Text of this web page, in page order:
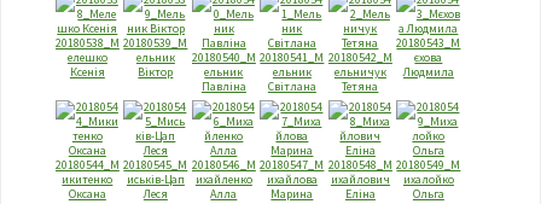
20180538_М
елешко
Ксенія
20180539_М
ельник
Віктор
20180540_М
ельник
Павліна
20180541_М
ельник
Світлана
20180542_М
ельничук
Тетяна
20180543_М
єхова
Людмила
20180544_М
икитенко
Оксана
20180545_М
иськів-Цап
Леся
20180546_М
ихайленко
Алла
20180547_М
ихайлова
Марина
20180548_М
ихайлович
Еліна
20180549_М
ихалойко
Ольга